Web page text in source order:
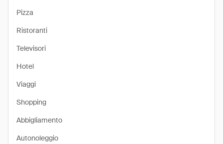
Pizza
Ristoranti
Televisori
Hotel
Viaggi
Shopping
Abbigliamento
Autonoleggio